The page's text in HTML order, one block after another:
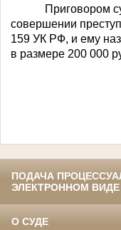
Приговором
совершении
159 УК РФ, и ему
в размере 200 000
Пресс-
ПОДАЧА
ЭЛЕКТРОННОМ ВИДЕ
О СУДЕ